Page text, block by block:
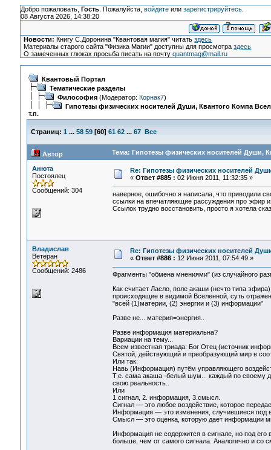
Добро пожаловать, Гость. Пожалуйста, войдитеили зарегистрируйтесь.
08 Августа 2026, 14:38:20
Новости: Книгу С.Доронина "Квантовая магия" читатьздесь
Материалы старого сайта "Физика Магии" доступны для просмотраздесь
О замеченных глюках просьба писать на почтуquantmag@mail.ru
Квантовый Портал
Тематические разделы
Философия(Модератор: Корнак7)
Гипотезы физических носителей Души, Квантого Компа
т.п.
Страниц: 1 ... 58 59[60] 61 62 ... 67 Все
Автор Тема: Гипотезы физических носителей Души,
Анюта
Постоялец
Сообщений: 304
Re: Гипотезы физических носителей
« Ответ #885 : 02 Июня 2011, 11:32:35 »
наверное, ошибочно я написала, что приводили
ссылки на впечатляющие рассуждения про эфир
Ссылок трудно восстановить, просто я хотела
Владислав
Ветеран
Сообщений: 2486
Re: Гипотезы физических носителей
« Ответ #886 : 12 Июня 2011, 07:54:49 »
Фрагменты "обмена мнениями" (из случайного
Как считает Ласло, поле акаши (нечто типа
происходящие в видимой Вселенной, суть
"всей (1)материи, (2) энергии и (3) информации"
Разве не... материя=энергия..
Разве информация материальна?
Вариации на тему...
Всем известная триада: Бог Отец (источник
Святой, действующий и преобразующий мир в
Или так:
Навь (Информация) путём управляющего
Т.е. сама акаша -белый шум... каждый по своему
свою реальность..
Или
1.сигнал, 2. информация, 3.смысл.
Сигнал — это любое воздействие, которое
Информация — это изменения, случившиеся под
Смысл — это оценка, которую дает информации
Информация не содержится в сигнале, но под его
больше, чем от самого сигнала. Аналогично и со